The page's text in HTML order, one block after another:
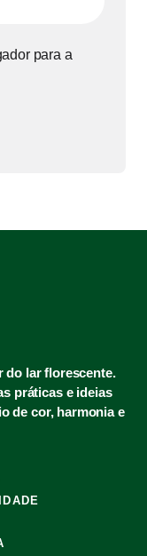
para a
do lar florescente.
práticas e ideias
de cor, harmonia e